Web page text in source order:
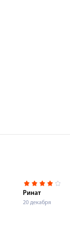
Ринат
20 декабря